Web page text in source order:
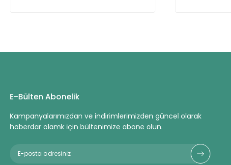
E-Bülten Abonelik
Kampanyalarımızdan ve indirimlerimizden güncel olarak
haberdar olamk için bültenimize abone olun.